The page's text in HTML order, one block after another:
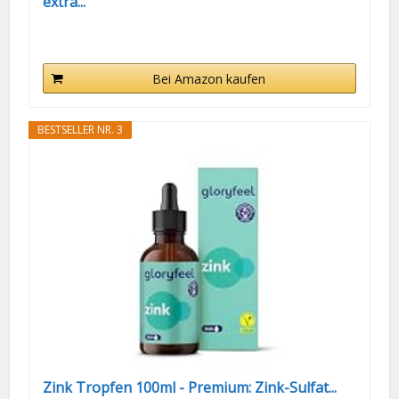
Bei Amazon kaufen
BESTSELLER NR. 3
Zink Tropfen 100ml - Premium: Zink-Sulfat...